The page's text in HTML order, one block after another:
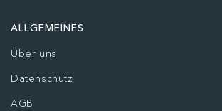
ALLGEMEINES
Über uns
Datenschutz
AGB